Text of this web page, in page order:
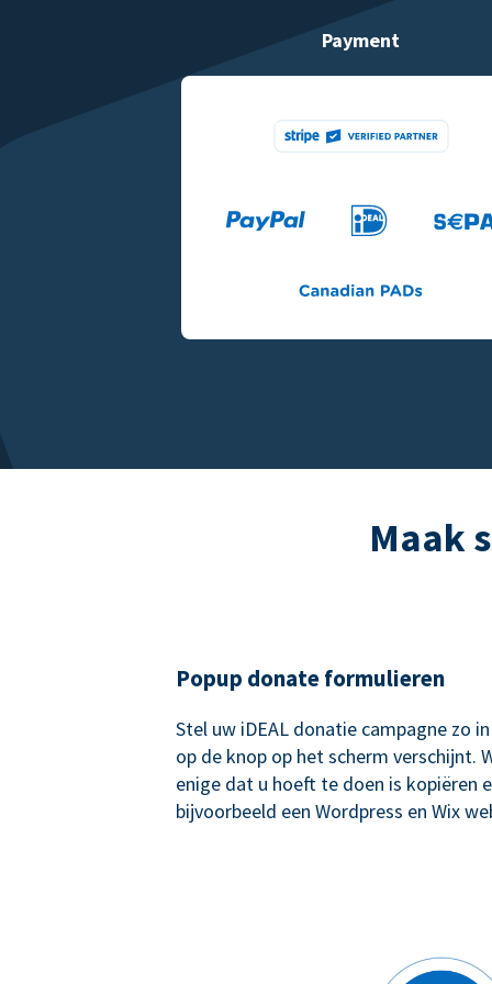
Payment
Maak
Popup donate formulieren
Stel uw iDEAL donatie campagne zo
op de knop op het scherm verschijnt.
enige dat u hoeft te doen is kopiëren
bijvoorbeeld een Wordpress en Wix